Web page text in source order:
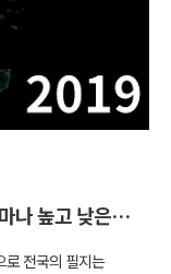
나 높고 낮은
로 전국의 필지는